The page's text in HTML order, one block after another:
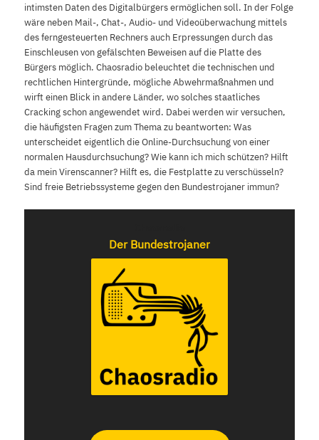
intimsten Daten des Digitalbürgers ermöglichen soll. In der Folge
wäre neben Mail-, Chat-, Audio- und Videoüberwachung mittels
des ferngesteuerten Rechners auch Erpressungen durch das
Einschleusen von gefälschten Beweisen auf die Platte des
Bürgers möglich. Chaosradio beleuchtet die technischen und
rechtlichen Hintergründe, mögliche Abwehrmaßnahmen und
wirft einen Blick in andere Länder, wo solches staatliches
Cracking schon angewendet wird. Dabei werden wir versuchen,
die häufigsten Fragen zum Thema zu beantworten: Was
unterscheidet eigentlich die Online-Durchsuchung von einer
normalen Hausdurchsuchung? Wie kann ich mich schützen? Hilft
da mein Virenscanner? Hilft es, die Festplatte zu verschüsseln?
Sind freie Betriebssysteme gegen den Bundestrojaner immun?